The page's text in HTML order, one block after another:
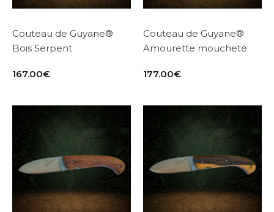
Couteau de Guyane®
Bois Serpent
167.00€
Couteau de Guyane®
Amourette moucheté
177.00€